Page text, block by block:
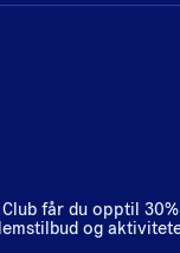
får du opptil
og